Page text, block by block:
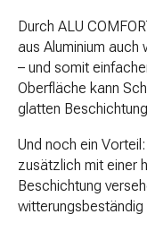
Durch ALU
aus Aluminium
– und somit
Oberfläche kann
glatten
Und noch ein
zusätzlich mit einer
Beschichtung